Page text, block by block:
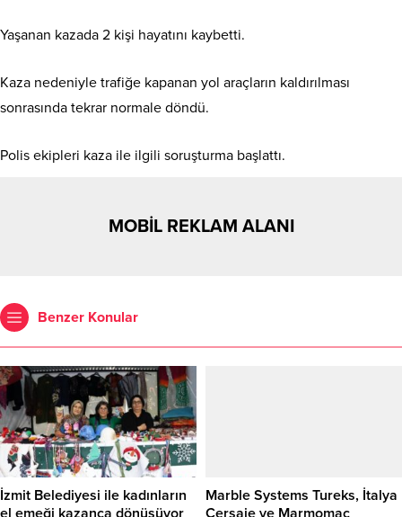
Yaşanan kazada 2 kişi hayatını kaybetti.
Kaza nedeniyle trafiğe kapanan yol araçların kaldırılması
sonrasında tekrar normale döndü.
Polis ekipleri kaza ile ilgili soruşturma başlattı.
MOBİL REKLAM ALANI
Benzer Konular
İzmit Belediyesi ile kadınların
el emeği kazanca dönüşüyor
Marble Systems Tureks, İtalya
Cersaie ve Marmomac